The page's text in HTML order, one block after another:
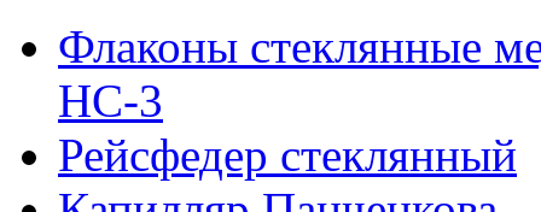
Флаконы стеклянные
НС-3
Рейсфедер стеклянный